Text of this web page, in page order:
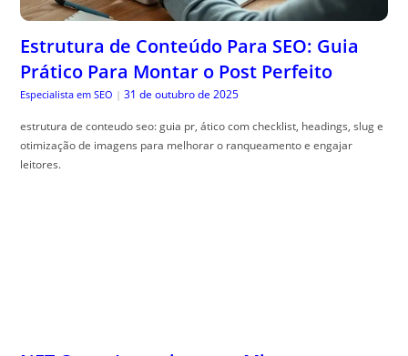
Estrutura de Conteúdo Para SEO: Guia
Prático Para Montar o Post Perfeito
Especialista em SEO | 31 de outubro de 2025
estrutura de conteudo seo: guia pr, ático com checklist, headings, slug e
otimização de imagens para melhorar o ranqueamento e engajar
leitores.